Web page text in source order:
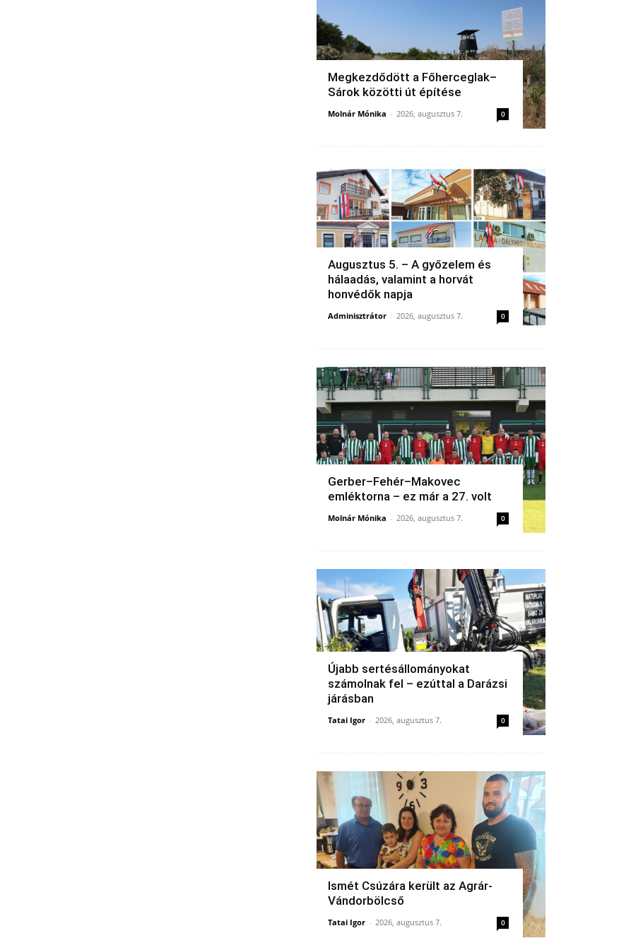
Megkezdődött a Főherceglak–
Sárok közötti út építése
Molnár Mónika - 2026, augusztus 7. 0
Augusztus 5. – A győzelem és
hálaadás, valamint a horvát
honvédők napja
Adminisztrátor - 2026, augusztus 7. 0
Gerber–Fehér–Makovec
emléktorna – ez már a 27. volt
Molnár Mónika - 2026, augusztus 7. 0
Újabb sertésállományokat
számolnak fel – ezúttal a Darázsi
járásban
Tatai Igor - 2026, augusztus 7. 0
Ismét Csúzára került az Agrár-
Vándorbölcső
Tatai Igor - 2026, augusztus 7. 0